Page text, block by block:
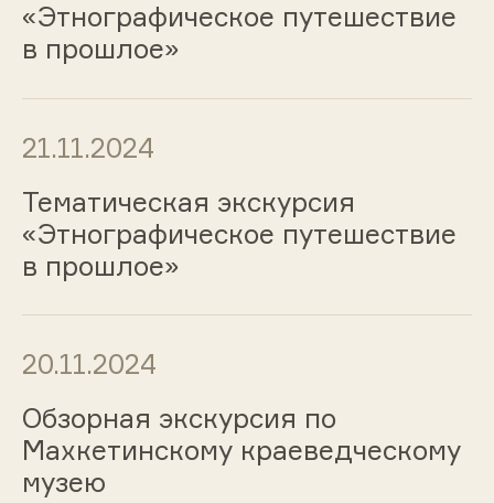
«Этнографическое путешествие
в прошлое»
21.11.2024
Тематическая экскурсия
«Этнографическое путешествие
в прошлое»
20.11.2024
Обзорная экскурсия по
Махкетинскому краеведческому
музею